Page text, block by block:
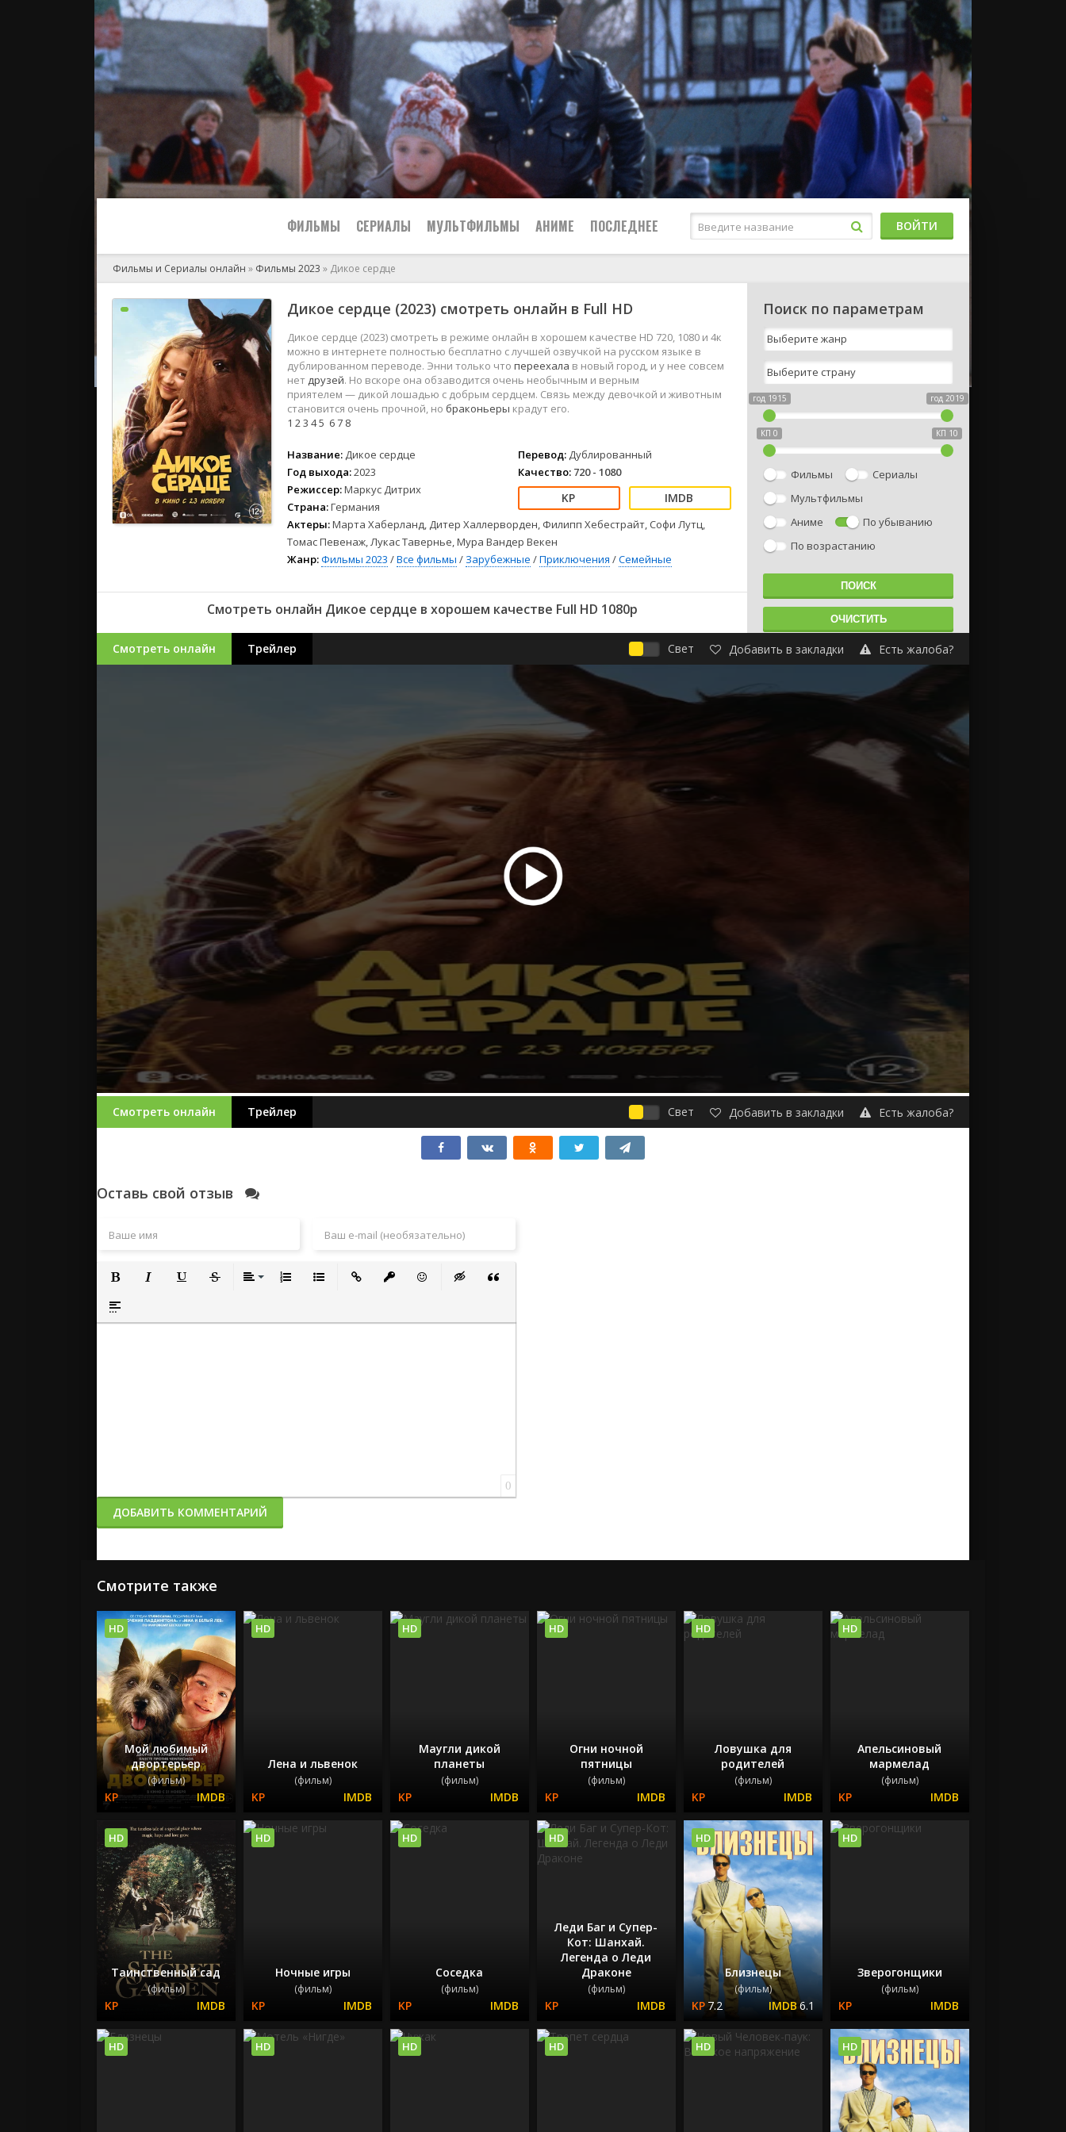
ФИЛЬМЫ
2024
2023
2022
2021
СССР
Зарубежные
Боевики
Военные
Детективы
Детские
Драмы
Комедии
Мелодрамы
Приключения
Семейные
Спорт
Триллеры
Фэнтези
СЕРИАЛЫ МУЛЬТФИЛЬМЫ АНИМЕ ПОСЛЕДНЕЕ
2024
2023
2022
2021
СССР
Фильмы из соцетей
ВОЙТИ
Фильмы и Сериалы онлайн » Фильмы 2023 » Дикое сердце
Дикое сердце (2023) смотреть онлайн в Full HD
Дикое сердце (2023) смотреть в режиме онлайн в хорошем качестве HD 720, 1080 и 4к
можно в интернете полностью бесплатно с лучшей озвучкой на русском языке в
дублированном переводе. Энни только что переехала в новый город, и у нее совсем
нет друзей. Но вскоре она обзаводится очень необычным и верным
приятелем — дикой лошадью с добрым сердцем. Связь между девочкой и животным
становится очень прочной, но браконьеры крадут его.
1 23 45 67 8
Название: Дикое сердце
Год выхода:2023
Режиссер:Маркус Дитрих
Страна:Германия
Перевод: Дублированный
Качество: 720 - 1080
Актеры:Марта Хаберланд, Дитер Халлерворден, Филипп Хебестрайт, Софи Лутц,
Томас Певенаж, Лукас Тавернье, Мура Вандер Векен
Жанр:Фильмы 2023 /Все фильмы / Зарубежные /Приключения /Семейные
Смотреть онлайн Дикое сердце в хорошем качестве Full HD 1080p
Поиск по параметрам
год 1915 год 2019
КП 0 КП 10
Фильмы
Сериалы
Мультфильмы
Аниме
По убыванию
По возрастанию
Смотреть онлайн Трейлер Свет Добавить в закладки Есть жалоба?
Смотреть онлайн Трейлер Свет Добавить в закладки Есть жалоба?
Оставь свой отзыв
Полужирный
Вставка спойлера
0
ДОБАВИТЬ КОММЕНТАРИЙ
Смотрите также
Мой любимый
двортерьер
(фильм)
HD
Лена и львенок
(фильм)
HD
Маугли дикой
планеты
(фильм)
HD
Огни ночной
пятницы
(фильм)
HD
Ловушка для
родителей
(фильм)
HD
Апельсиновый
мармелад
(фильм)
HD
Таинственный сад
(фильм)
HD
Ночные игры
(фильм)
HD
Соседка
(фильм)
HD
Леди Баг и Супер-
Кот: Шанхай.
Легенда о Леди
Драконе
(фильм)
HD
Близнецы
(фильм)
7.2 6.1
HD
Зверогонщики
(фильм)
HD
HD HD HD HD HD HD